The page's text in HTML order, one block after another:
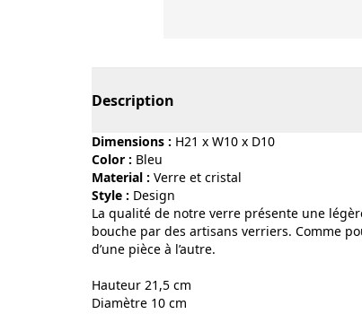
Description
Dimensions : H21 x W10 x D10
Color :
bleu
Material :
verre et cristal
Style :
design
La qualité de notre verre présente une
bouche par des artisans verriers. Comme
d’une pièce à l’autre.
Hauteur 21,5 cm
Diamètre 10 cm